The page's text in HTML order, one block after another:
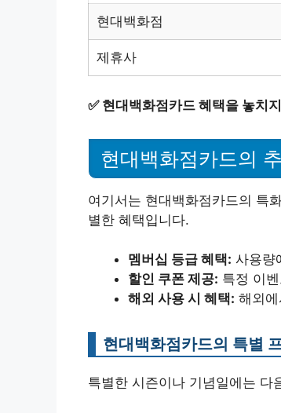
현대백화점
제휴사
✅ 현대백화점카드 혜택을 놓치
현대백화점카드의
여기서는 현대백화점카드의 특
별한 혜택입니다.
멤버십 등급 혜택: 사용량
할인 쿠폰 제공: 특정 이
해외 사용 시 혜택: 해외
현대백화점카드의 특별
특별한 시즌이나 기념일에는 다